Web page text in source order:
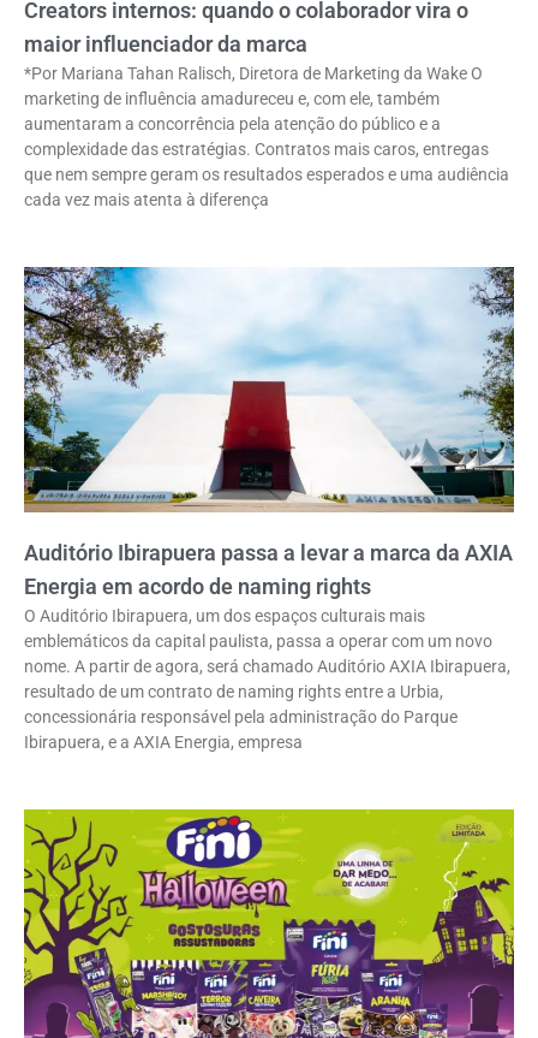
Creators internos: quando o colaborador vira o
maior influenciador da marca
*Por Mariana Tahan Ralisch, Diretora de Marketing da Wake O
marketing de influência amadureceu e, com ele, também
aumentaram a concorrência pela atenção do público e a
complexidade das estratégias. Contratos mais caros, entregas
que nem sempre geram os resultados esperados e uma audiência
cada vez mais atenta à diferença
Auditório Ibirapuera passa a levar a marca da AXIA
Energia em acordo de naming rights
O Auditório Ibirapuera, um dos espaços culturais mais
emblemáticos da capital paulista, passa a operar com um novo
nome. A partir de agora, será chamado Auditório AXIA Ibirapuera,
resultado de um contrato de naming rights entre a Urbia,
concessionária responsável pela administração do Parque
Ibirapuera, e a AXIA Energia, empresa